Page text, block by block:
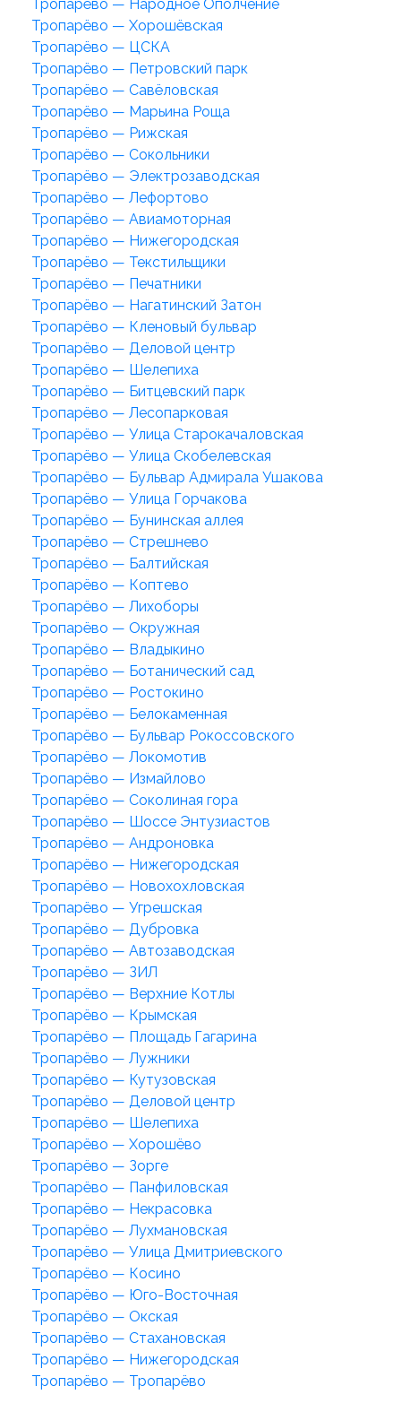
Тропарёво — Народное Ополчение
Тропарёво — Хорошёвская
Тропарёво — ЦСКА
Тропарёво — Петровский парк
Тропарёво — Савёловская
Тропарёво — Марьина Роща
Тропарёво — Рижская
Тропарёво — Сокольники
Тропарёво — Электрозаводская
Тропарёво — Лефортово
Тропарёво — Авиамоторная
Тропарёво — Нижегородская
Тропарёво — Текстильщики
Тропарёво — Печатники
Тропарёво — Нагатинский Затон
Тропарёво — Кленовый бульвар
Тропарёво — Деловой центр
Тропарёво — Шелепиха
Тропарёво — Битцевский парк
Тропарёво — Лесопарковая
Тропарёво — Улица Старокачаловская
Тропарёво — Улица Скобелевская
Тропарёво — Бульвар Адмирала Ушакова
Тропарёво — Улица Горчакова
Тропарёво — Бунинская аллея
Тропарёво — Стрешнево
Тропарёво — Балтийская
Тропарёво — Коптево
Тропарёво — Лихоборы
Тропарёво — Окружная
Тропарёво — Владыкино
Тропарёво — Ботанический сад
Тропарёво — Ростокино
Тропарёво — Белокаменная
Тропарёво — Бульвар Рокоссовского
Тропарёво — Локомотив
Тропарёво — Измайлово
Тропарёво — Соколиная гора
Тропарёво — Шоссе Энтузиастов
Тропарёво — Андроновка
Тропарёво — Нижегородская
Тропарёво — Новохохловская
Тропарёво — Угрешская
Тропарёво — Дубровка
Тропарёво — Автозаводская
Тропарёво — ЗИЛ
Тропарёво — Верхние Котлы
Тропарёво — Крымская
Тропарёво — Площадь Гагарина
Тропарёво — Лужники
Тропарёво — Кутузовская
Тропарёво — Деловой центр
Тропарёво — Шелепиха
Тропарёво — Хорошёво
Тропарёво — Зорге
Тропарёво — Панфиловская
Тропарёво — Некрасовка
Тропарёво — Лухмановская
Тропарёво — Улица Дмитриевского
Тропарёво — Косино
Тропарёво — Юго-Восточная
Тропарёво — Окская
Тропарёво — Стахановская
Тропарёво — Нижегородская
Тропарёво — Тропарёво